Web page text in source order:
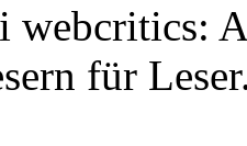
webcritics:
für